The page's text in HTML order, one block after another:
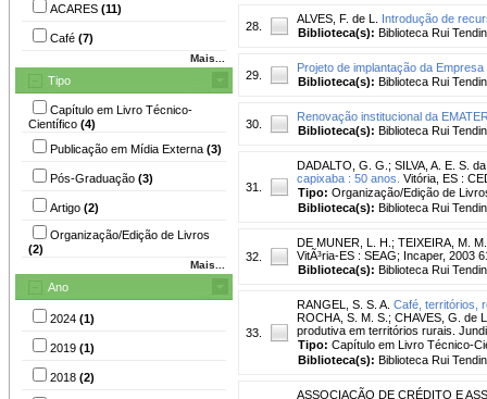
ACARES (11)
Café (7)
Mais...
Tipo
Capítulo em Livro Técnico-
Científico (4)
Publicação em Mídia Externa (3)
Pós-Graduação (3)
Artigo (2)
Organização/Edição de Livros
(2)
Mais...
Ano
2024 (1)
2019 (1)
2018 (2)
28.
ALVES, F. de L.
Introdução de
Biblioteca(s): Biblioteca Rui
29.
Projeto de implantação da
Biblioteca(s): Biblioteca Rui
30.
Renovação institucional da
Biblioteca(s): Biblioteca Rui
31.
DADALTO, G. G. ; SILVA, A. E. S.
capixaba : 50 anos. Vitória, ES :
Tipo: Organização/Edição de
Biblioteca(s): Biblioteca Rui
32.
DE MUNER, L. H. ; TEIXEIRA, M. M.
VitÃ³ria-ES : SEAG; Incaper, 2003
Biblioteca(s): Biblioteca Rui
33.
RANGEL, S. S. A. Café, territórios,
ROCHA, S. M. S.; CHAVES, G. de
produtiva em territórios rurais.
Tipo: Capítulo em Livro Técnico-
Biblioteca(s): Biblioteca Rui
ASSOCIAÇÃO DE CRÉDITO E